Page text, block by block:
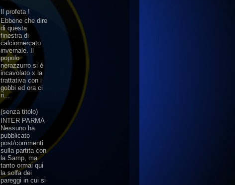
Il profeta !
Ebbene che dire
di questa
finestra di
calciomercato
invernale. Il
popolo
nerazzurro si é
incavolato x la
trattativa con i
gobbi ed ora ci
ri...
(senza titolo)
INTER PARMA
Nessuno ha
pubblicato
post/commenti
sulla partita con
la Samp, ma
tanto ormai qui
la solfa dei
pareggi in cui si